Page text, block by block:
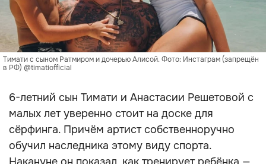
Тимати с сыном Ратмиром и дочерью Алисой. Фото: Инстаграм (запрещён
в РФ) @timatiofficial
6-летний сын Тимати и Анастасии Решетовой с
малых лет уверенно стоит на доске для
сёрфинга. Причём артист собственноручно
обучил наследника этому виду спорта.